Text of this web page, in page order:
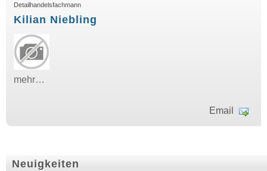
Detailhandelsfachmann
Kilian Niebling
mehr…
Email
Neuigkeiten